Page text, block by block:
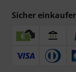
Sicher